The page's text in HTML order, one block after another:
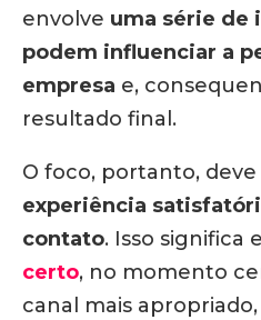
envolve uma série de
podem influenciar a
empresa e,
resultado final.
O foco, portanto,
experiência
contato. Isso significa
certo, no momento
canal mais